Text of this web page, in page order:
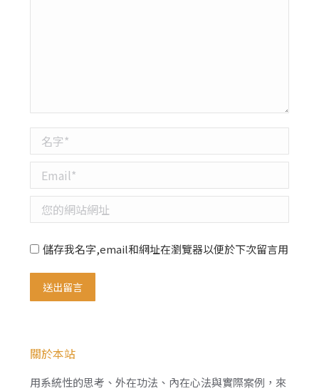
名字 *
Email *
您的網站網址
儲存我名字,email和網址在瀏覽器以便於下次留言用
送出留言
關於本站
用系統性的思考、外在功法、內在心法與實際案例，來